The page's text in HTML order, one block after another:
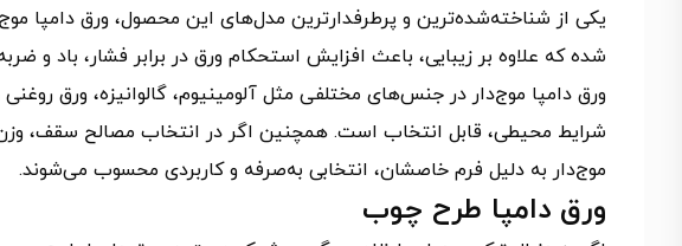
یکی از شناخته‌شده‌ترین و پرطرفدارترین مدل‌های این محصول، ورق دامپا
شده که علاوه بر زیبایی، باعث افزایش استحکام ورق در برابر فشار، باد و
ورق دامپا موج‌دار در جنس‌های مختلفی مثل آلومینیوم، گالوانیزه، ورق
شرایط محیطی، قابل انتخاب است. همچنین اگر در انتخاب مصالح سقف،
موج‌دار به دلیل فرم خاصشان، انتخابی به‌صرفه و کاربردی محسوب می‌شوند.
ورق دامپا طرح چوب